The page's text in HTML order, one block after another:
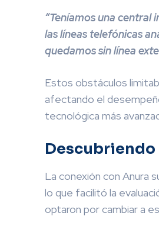
“Teníamos una central
las líneas telefónicas
quedamos sin línea
Estos obstáculos
afectando el
tecnológica más
Descubriendo
La conexión con Anura
lo que facilitó la
optaron por cambiar a